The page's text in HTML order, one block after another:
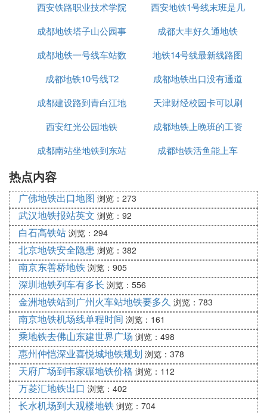
1、从西安北站步行到达北客站
2、乘坐地铁2号线,经过19站, 到达航天城站
3、步行约130米,到达东长安街西口站
4、乘坐616路,经过14站, 到达小居安村站
5、步行约600米,到达西北大学(南校区)...南门
H. 到西安太白路西北大学怎么走
有直接到西北大或是边家村的车就上去，若是没有随
便找个公交车坐到西门（西门里或是西门外皆可），
然后在西门的公交站牌处找个车两站地坐到西北大或
者打个车过去6元。
I. 西安火车北站到西北大学（太白校区）怎
么走
公交线路：地铁2号线 → 184路，全程约17.2公里
1、从西安北站步行约400米,到达北客站
2、乘坐地铁2号线,经过11站, 到达永宁门站
3、步行约510米,到达南门站
4、乘坐184路,经过3站, 到达西南城角站（也可乘坐3
11路、405路）
5、步行约50米,到达西北大学(太白校区...
地铁站
西安铁路职业技术学院
西安地铁正式
西安地铁1号线末班是几
点
成都地铁塔子山公园事
件
成都大丰好久通地铁
成都地铁一号线车站数
地铁14号线最新线路图
西安
成都地铁10号线T2
成都地铁出口没有通道
功能
成都建设路到青白江地
铁
天津财经校园卡可以刷
地铁吗
西安红光公园地铁
成都地铁上晚班的工资
高吗
成都南站坐地铁到东站
成都地铁活鱼能上车
热点内容
广佛地铁出口地图 浏览：273
武汉地铁报站英文 浏览：92
白石高铁站 浏览：294
北京地铁安全隐患 浏览：382
南京东善桥地铁 浏览：905
深圳地铁列车有多长 浏览：556
金洲地铁站到广州火车站地铁要多久 浏览：783
南京地铁机场线单程时间 浏览：161
乘地铁去佛山东建世界广场 浏览：498
惠州仲恺深业喜悦城地铁规划 浏览：378
天府广场到韦家碾地铁价格 浏览：112
万菱汇地铁出口 浏览：402
长水机场到大观楼地铁 浏览：704